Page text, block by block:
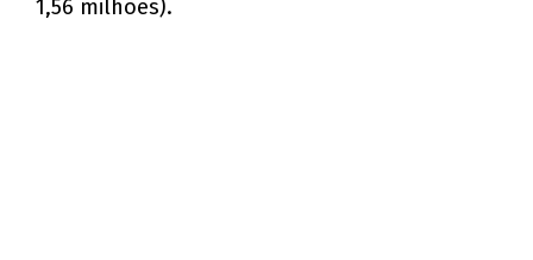
1,56 milhões).